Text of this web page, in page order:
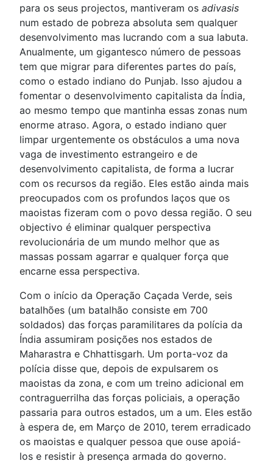
para os seus projectos, mantiveram os adivasis
num estado de pobreza absoluta sem qualquer
desenvolvimento mas lucrando com a sua labuta.
Anualmente, um gigantesco número de pessoas
tem que migrar para diferentes partes do país,
como o estado indiano do Punjab. Isso ajudou a
fomentar o desenvolvimento capitalista da Índia,
ao mesmo tempo que mantinha essas zonas num
enorme atraso. Agora, o estado indiano quer
limpar urgentemente os obstáculos a uma nova
vaga de investimento estrangeiro e de
desenvolvimento capitalista, de forma a lucrar
com os recursos da região. Eles estão ainda mais
preocupados com os profundos laços que os
maoistas fizeram com o povo dessa região. O seu
objectivo é eliminar qualquer perspectiva
revolucionária de um mundo melhor que as
massas possam agarrar e qualquer força que
encarne essa perspectiva.
Com o início da Operação Caçada Verde, seis
batalhões (um batalhão consiste em 700
soldados) das forças paramilitares da polícia da
Índia assumiram posições nos estados de
Maharastra e Chhattisgarh. Um porta-voz da
polícia disse que, depois de expulsarem os
maoistas da zona, e com um treino adicional em
contraguerrilha das forças policiais, a operação
passaria para outros estados, um a um. Eles estão
à espera de, em Março de 2010, terem erradicado
os maoistas e qualquer pessoa que ouse apoiá-
los e resistir à presença armada do governo.